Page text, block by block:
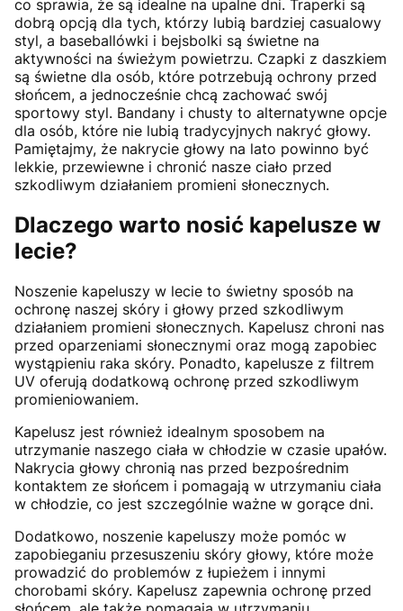
co sprawia, że są idealne na upalne dni. Traperki są
dobrą opcją dla tych, którzy lubią bardziej casualowy
styl, a baseballówki i bejsbolki są świetne na
aktywności na świeżym powietrzu. Czapki z daszkiem
są świetne dla osób, które potrzebują ochrony przed
słońcem, a jednocześnie chcą zachować swój
sportowy styl. Bandany i chusty to alternatywne opcje
dla osób, które nie lubią tradycyjnych nakryć głowy.
Pamiętajmy, że nakrycie głowy na lato powinno być
lekkie, przewiewne i chronić nasze ciało przed
szkodliwym działaniem promieni słonecznych.
Dlaczego warto nosić kapelusze w
lecie?
Noszenie kapeluszy w lecie to świetny sposób na
ochronę naszej skóry i głowy przed szkodliwym
działaniem promieni słonecznych. Kapelusz chroni nas
przed oparzeniami słonecznymi oraz mogą zapobiec
wystąpieniu raka skóry. Ponadto, kapelusze z filtrem
UV oferują dodatkową ochronę przed szkodliwym
promieniowaniem.
Kapelusz jest również idealnym sposobem na
utrzymanie naszego ciała w chłodzie w czasie upałów.
Nakrycia głowy chronią nas przed bezpośrednim
kontaktem ze słońcem i pomagają w utrzymaniu ciała
w chłodzie, co jest szczególnie ważne w gorące dni.
Dodatkowo, noszenie kapeluszy może pomóc w
zapobieganiu przesuszeniu skóry głowy, które może
prowadzić do problemów z łupieżem i innymi
chorobami skóry. Kapelusz zapewnia ochronę przed